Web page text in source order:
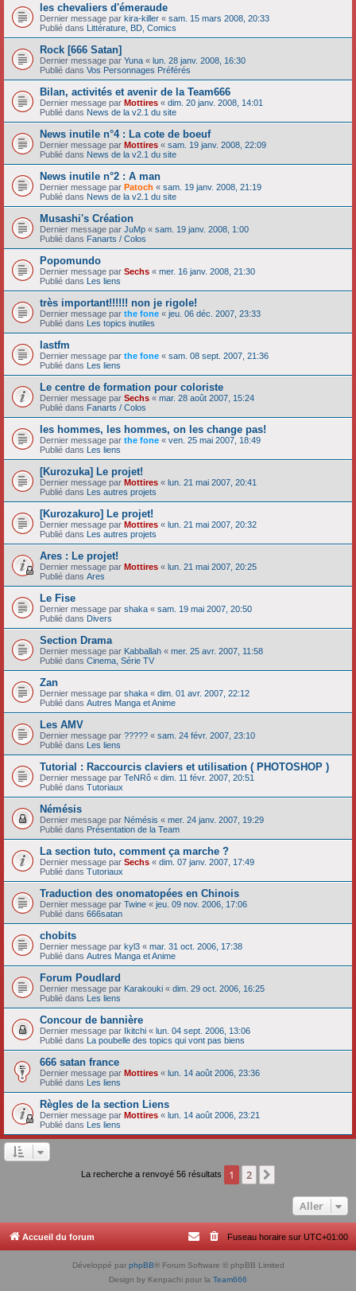
les chevaliers d'émeraude
Dernier message par kira-killer « sam. 15 mars 2008, 20:33
Publié dans Littérature, BD, Comics
Rock [666 Satan]
Dernier message par Yuna « lun. 28 janv. 2008, 16:30
Publié dans Vos Personnages Préférés
Bilan, activités et avenir de la Team666
Dernier message par Mottires « dim. 20 janv. 2008, 14:01
Publié dans News de la v2.1 du site
News inutile n°4 : La cote de boeuf
Dernier message par Mottires « sam. 19 janv. 2008, 22:09
Publié dans News de la v2.1 du site
News inutile n°2 : A man
Dernier message par Patoch « sam. 19 janv. 2008, 21:19
Publié dans News de la v2.1 du site
Musashi's Création
Dernier message par JuMp « sam. 19 janv. 2008, 1:00
Publié dans Fanarts / Colos
Popomundo
Dernier message par Sechs « mer. 16 janv. 2008, 21:30
Publié dans Les liens
très important!!!!!! non je rigole!
Dernier message par the fone « jeu. 06 déc. 2007, 23:33
Publié dans Les topics inutiles
lastfm
Dernier message par the fone « sam. 08 sept. 2007, 21:36
Publié dans Les liens
Le centre de formation pour coloriste
Dernier message par Sechs « mar. 28 août 2007, 15:24
Publié dans Fanarts / Colos
les hommes, les hommes, on les change pas!
Dernier message par the fone « ven. 25 mai 2007, 18:49
Publié dans Les liens
[Kurozuka] Le projet!
Dernier message par Mottires « lun. 21 mai 2007, 20:41
Publié dans Les autres projets
[Kurozakuro] Le projet!
Dernier message par Mottires « lun. 21 mai 2007, 20:32
Publié dans Les autres projets
Ares : Le projet!
Dernier message par Mottires « lun. 21 mai 2007, 20:25
Publié dans Ares
Le Fise
Dernier message par shaka « sam. 19 mai 2007, 20:50
Publié dans Divers
Section Drama
Dernier message par Kabballah « mer. 25 avr. 2007, 11:58
Publié dans Cinema, Série TV
Zan
Dernier message par shaka « dim. 01 avr. 2007, 22:12
Publié dans Autres Manga et Anime
Les AMV
Dernier message par ????? « sam. 24 févr. 2007, 23:10
Publié dans Les liens
Tutorial : Raccourcis claviers et utilisation ( PHOTOSHOP )
Dernier message par TeNRô « dim. 11 févr. 2007, 20:51
Publié dans Tutoriaux
Némésis
Dernier message par Némésis « mer. 24 janv. 2007, 19:29
Publié dans Présentation de la Team
La section tuto, comment ça marche ?
Dernier message par Sechs « dim. 07 janv. 2007, 17:49
Publié dans Tutoriaux
Traduction des onomatopées en Chinois
Dernier message par Twine « jeu. 09 nov. 2006, 17:06
Publié dans 666satan
chobits
Dernier message par kyl3 « mar. 31 oct. 2006, 17:38
Publié dans Autres Manga et Anime
Forum Poudlard
Dernier message par Karakouki « dim. 29 oct. 2006, 16:25
Publié dans Les liens
Concour de bannière
Dernier message par Ikitchi « lun. 04 sept. 2006, 13:06
Publié dans La poubelle des topics qui vont pas biens
666 satan france
Dernier message par Mottires « lun. 14 août 2006, 23:36
Publié dans Les liens
Règles de la section Liens
Dernier message par Mottires « lun. 14 août 2006, 23:21
Publié dans Les liens
La recherche a renvoyé 56 résultats 1 2
Aller
Accueil du forum Fuseau horaire sur UTC+01:00
Développé par phpBB® Forum Software © phpBB Limited
Design by Kenpachi pour la Team666